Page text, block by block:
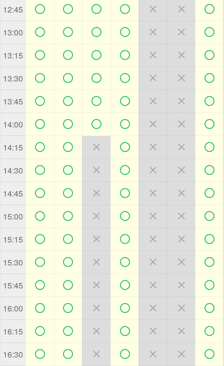
12:45       
13:00       
13:15       
13:30       
13:45       
14:00       
14:15       
14:30       
14:45       
15:00       
15:15       
15:30       
15:45       
16:00       
16:15       
16:30       